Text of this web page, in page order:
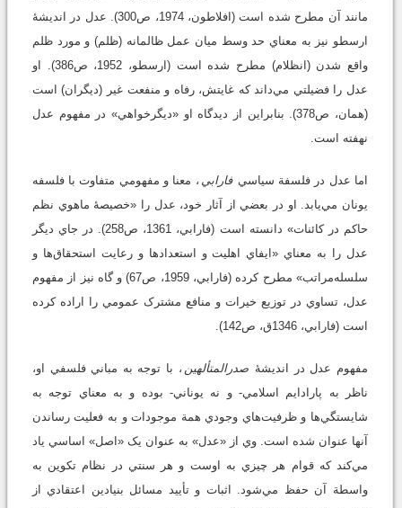
مانند آن مطرح شده است (افلاطون، 1974، ص300). عدل در انديشۀ
ارسطو نيز به معناي حد وسط ميان عمل ظالمانه (ظلم) و مورد ظلم
واقع شدن (انظلام) مطرح شده است (ارسطو، 1952، ص386). او
عدل را فضيلتي مي‌داند که غايتش، رفاه و منفعت غير (ديگران) است
(همان، ص378). بنابراين از ديدگاه او «ديگرخواهي» در مفهوم عدل
نهفته است.
اما عدل در فلسفة سياسي فارابي ، معنا و مفهومي متفاوت با فلسفه
يونان مي‌يابد. او در بعضي از آثار خود، عدل را «خصيصۀ ماهوي نظم
حاکم در کائنات» دانسته است (فارابي، 1361، ص258). در جاي ديگر
عدل را به معناي «ايفاي اهليت و استعدادها و رعايت استحقاق‌ها و
سلسله‌مراتب» مطرح کرده (فارابي، 1959، ص67) و گاه نيز از مفهوم
عدل، تساوي در توزيع خيرات و منافع مشترک عمومي را اراده کرده
است (فارابي، 1346ق، ص142).
مفهوم عدل در انديشۀ صدرالمتألهين ، با توجه به مباني فلسفي او،
ناظر به پارادايم اسلامي- و نه يوناني- بوده و به معناي توجه به
شايستگي‌ها و ظرفيت‌هاي وجودي همة موجودات و به فعليت رساندن
آنها عنوان شده است. وي از «عدل» به عنوان يک «اصل» اساسي ياد
مي‌کند که قوام هر چيزي به اوست و هر سنتي در نظام تکوين به
واسطة آن حفظ مي‌شود. اثبات و تأييد مسائل بنيادين اعتقادي از